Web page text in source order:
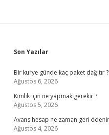
Sidebar
Son Yazılar
Bir kurye günde kaç paket dağıtır ?
Ağustos 6, 2026
Kimlik için ne yapmak gerekir ?
Ağustos 5, 2026
Avans hesap ne zaman geri
Ağustos 4, 2026